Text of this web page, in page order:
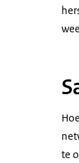
te